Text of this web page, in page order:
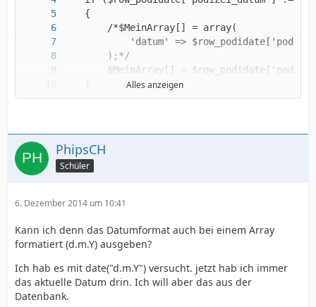
Alles anzeigen
PhipsCH
Schüler
6. Dezember 2014 um 10:41
Kann ich denn das Datumformat auch bei einem Array
formatiert (d.m.Y) ausgeben?
Ich hab es mit date("d.m.Y") versucht. jetzt hab ich immer
das aktuelle Datum drin. Ich will aber das aus der
Datenbank.